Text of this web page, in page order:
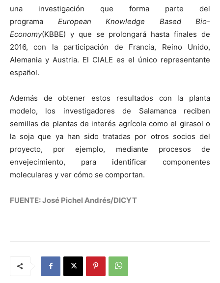
una investigación que forma parte del
programa European Knowledge Based Bio-
Economy(KBBE) y que se prolongará hasta finales de
2016, con la participación de Francia, Reino Unido,
Alemania y Austria. El CIALE es el único representante
español.
Además de obtener estos resultados con la planta
modelo, los investigadores de Salamanca reciben
semillas de plantas de interés agrícola como el girasol o
la soja que ya han sido tratadas por otros socios del
proyecto, por ejemplo, mediante procesos de
envejecimiento, para identificar componentes
moleculares y ver cómo se comportan.
FUENTE: José Pichel Andrés/DICYT